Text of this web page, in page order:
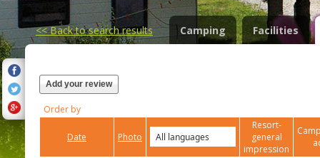
<<Back to search results Camping Facilities
Add your review
Order by
Date Photo
Resort-
general
impression